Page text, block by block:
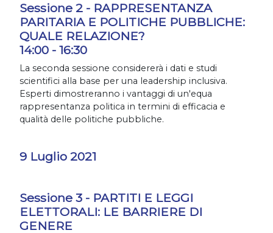
Sessione 2 - RAPPRESENTANZA
PARITARIA E POLITICHE PUBBLICHE:
QUALE RELAZIONE?
14:00 - 16:30
La seconda sessione considererà i dati e studi
scientifici alla base per una leadership inclusiva.
Esperti dimostreranno i vantaggi di un'equa
rappresentanza politica in termini di efficacia e
qualità delle politiche pubbliche.
9 Luglio 2021
Sessione 3 - PARTITI E LEGGI
ELETTORALI: LE BARRIERE DI
GENERE